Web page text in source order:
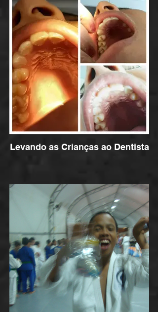
Levando as Crianças ao Dentista